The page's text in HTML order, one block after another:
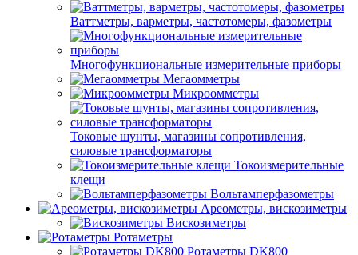
Ваттметры, варметры, частотомеры, фазометры
Многофункциональные измерительные приборы
Мегаомметры
Микроомметры
Токовые шунты, магазины сопротивления,
силовые трансформаторы
Токоизмерительные
клещи
Вольтамперфазометры
Ареометры, вискозиметры
Вискозиметры
Ротаметры
Ротаметры DK800